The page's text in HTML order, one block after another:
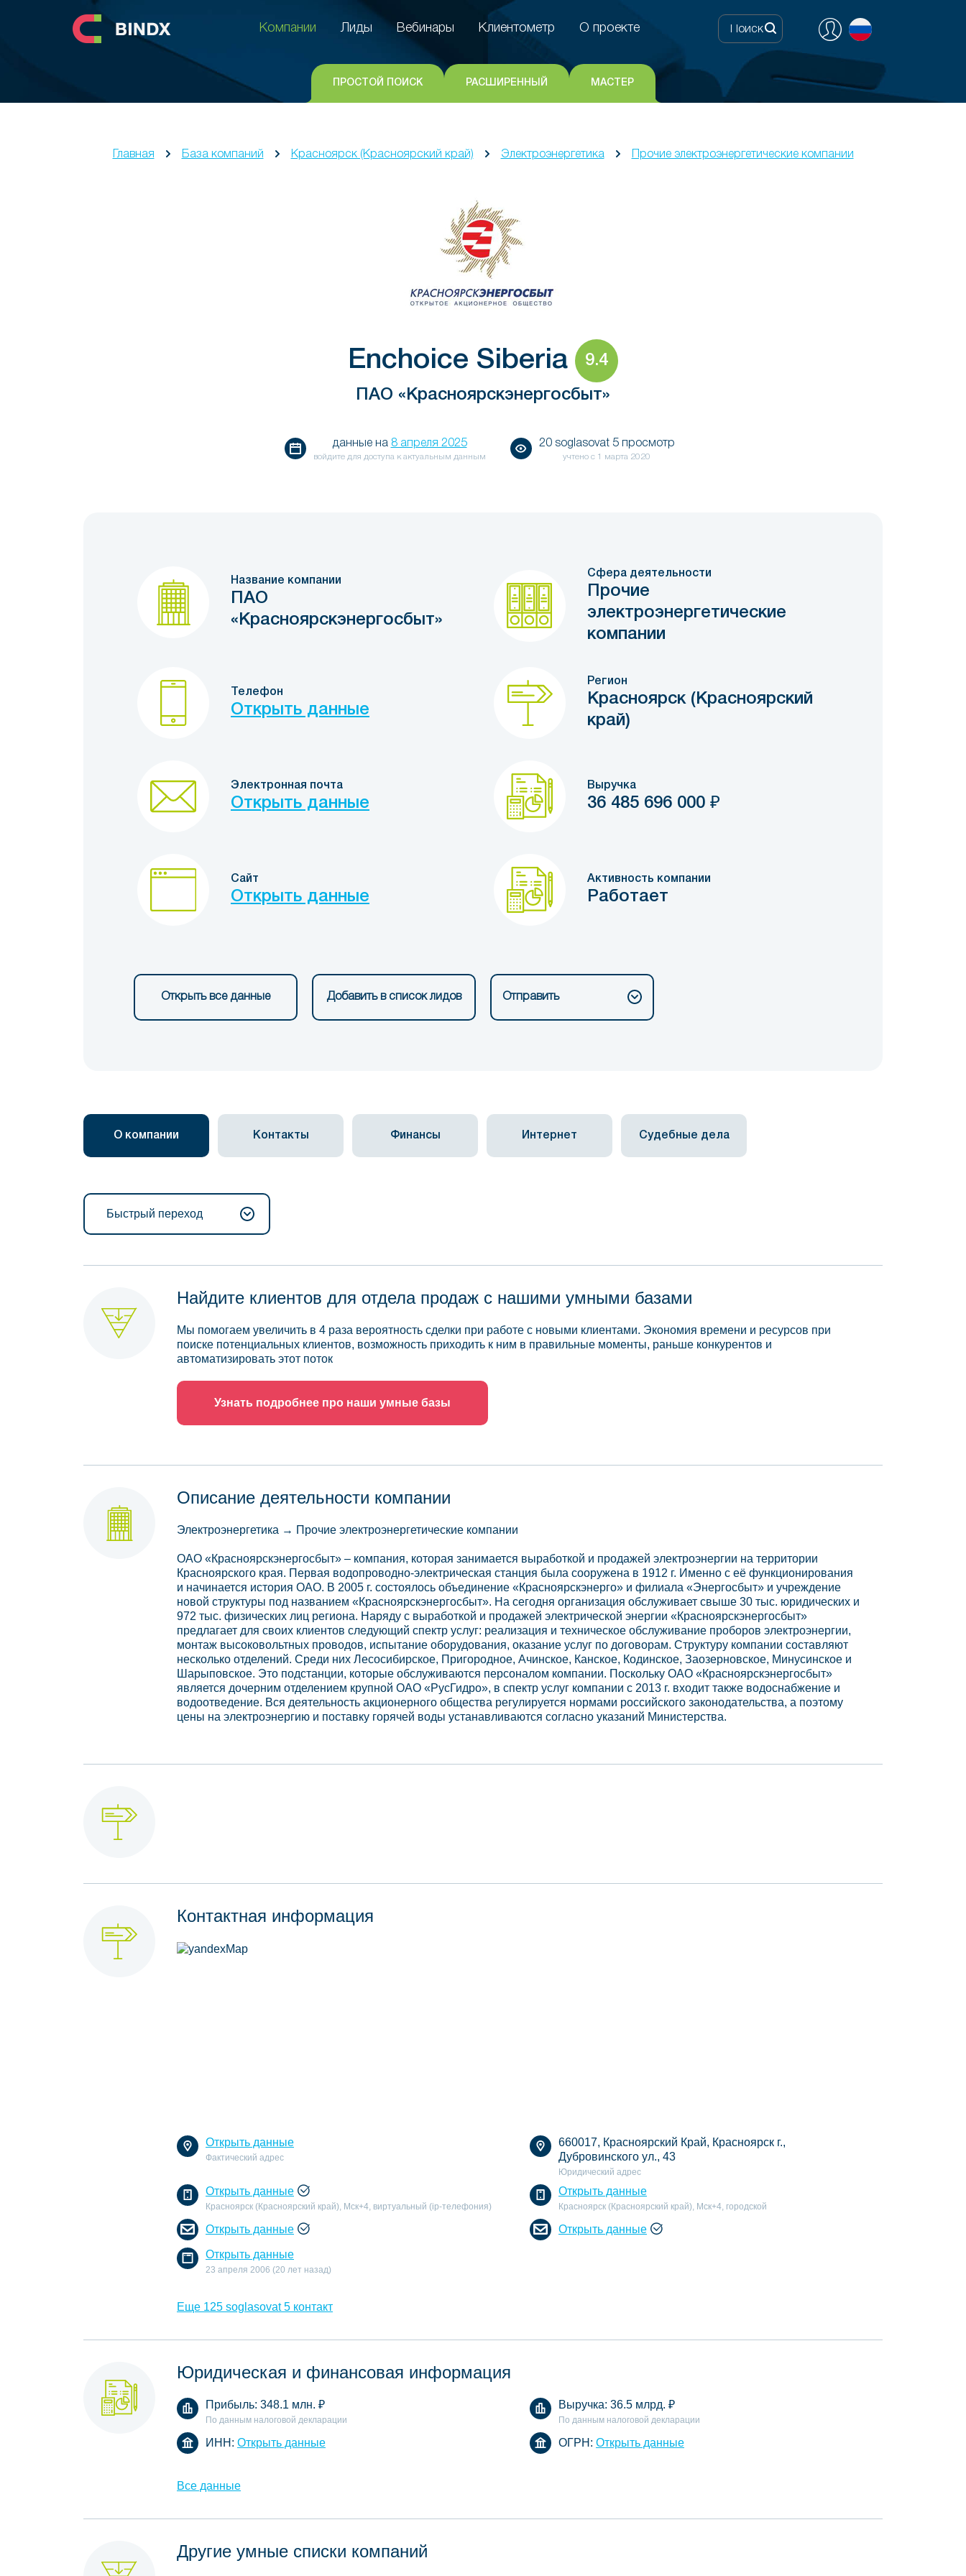
Клиентометр
Компании
Лиды Вебинары Клиентометр О проекте
ПРОСТОЙ ПОИСК РАСШИРЕННЫЙ МАСТЕР
Главная База компаний Красноярск (Красноярский край) Электроэнергетика Прочие электроэнергетические компании
Enchoice Siberia 9.4
ПАО «Красноярскэнергосбыт»
данные на 8 апреля 2025
войдите для доступа к актуальным данным
20 soglasovat 5 просмотр
учтено с 1 марта 2020
Название компании
ПАО
«Красноярскэнергосбыт»
Сфера деятельности
Прочие
электроэнергетические
компании
Телефон
Открыть данные
Регион
Красноярск (Красноярский
край)
Электронная почта
Открыть данные
Выручка
36 485 696 000 ₽
Сайт
Открыть данные
Активность компании
Работает
Открыть все данные Добавить в список лидов Отправить
О компании Контакты Финансы Интернет Судебные дела
Быстрый переход
Найдите клиентов для отдела продаж с нашими умными базами
Мы помогаем увеличить в 4 раза вероятность сделки при работе с новыми клиентами. Экономия времени и ресурсов при
поиске потенциальных клиентов, возможность приходить к ним в правильные моменты, раньше конкурентов и
автоматизировать этот поток
Узнать подробнее про наши умные базы
Описание деятельности компании
Электроэнергетика → Прочие электроэнергетические компании
ОАО «Красноярскэнергосбыт» – компания, которая занимается выработкой и продажей электроэнергии на территории
Красноярского края. Первая водопроводно-электрическая станция была сооружена в 1912 г. Именно с её функционирования
и начинается история ОАО. В 2005 г. состоялось объединение «Красноярскэнерго» и филиала «Энергосбыт» и учреждение
новой структуры под названием «Красноярскэнергосбыт». На сегодня организация обслуживает свыше 30 тыс. юридических и
972 тыс. физических лиц региона. Наряду с выработкой и продажей электрической энергии «Красноярскэнергосбыт»
предлагает для своих клиентов следующий спектр услуг: реализация и техническое обслуживание проборов электроэнергии,
монтаж высоковольтных проводов, испытание оборудования, оказание услуг по договорам. Структуру компании составляют
несколько отделений. Среди них Лесосибирское, Пригородное, Ачинское, Канское, Кодинское, Заозерновское, Минусинское и
Шарыповское. Это подстанции, которые обслуживаются персоналом компании. Поскольку ОАО «Красноярскэнергосбыт»
является дочерним отделением крупной ОАО «РусГидро», в спектр услуг компании с 2013 г. входит также водоснабжение и
водоотведение. Вся деятельность акционерного общества регулируется нормами российского законодательства, а поэтому
цены на электроэнергию и поставку горячей воды устанавливаются согласно указаний Министерства.
Контактная информация
Открыть данные
Фактический адрес
660017, Красноярский Край, Красноярск г.,
Дубровинского ул., 43
Юридический адрес
Открыть данные
Красноярск (Красноярский край), Мск+4, виртуальный (ip-телефония)
Открыть данные
Красноярск (Красноярский край), Мск+4, городской
Открыть данные Открыть данные
Открыть данные
23 апреля 2006 (20 лет назад)
Еще 125 soglasovat 5 контакт
Юридическая и финансовая информация
Прибыль: 348.1 млн. ₽
По данным налоговой декларации
Выручка: 36.5 млрд. ₽
По данным налоговой декларации
ИНН: Открыть данные ОГРН: Открыть данные
Все данные
Другие умные списки компаний